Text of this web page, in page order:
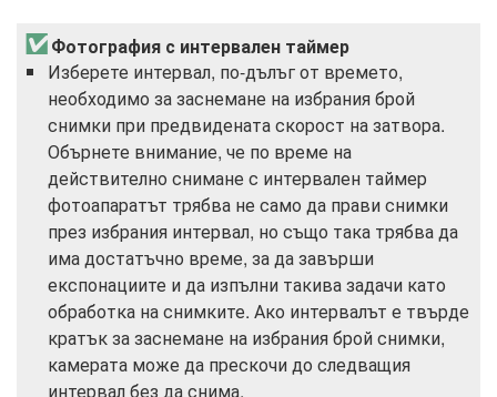
Фотография с интервален таймер
Изберете интервал, по-дълъг от времето,
необходимо за заснемане на избрания брой
снимки при предвидената скорост на затвора.
Обърнете внимание, че по време на
действително снимане с интервален таймер
фотоапаратът трябва не само да прави снимки
през избрания интервал, но също така трябва да
има достатъчно време, за да завърши
експонациите и да изпълни такива задачи като
обработка на снимките. Ако интервалът е твърде
кратък за заснемане на избрания брой снимки,
камерата може да прескочи до следващия
интервал без да снима.